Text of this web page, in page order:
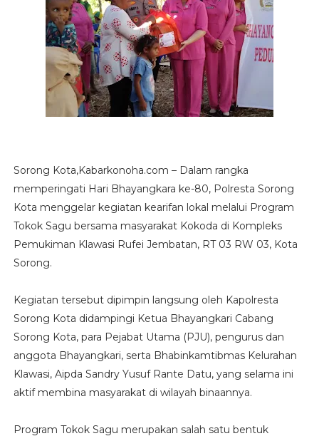
Sorong Kota,Kabarkonoha.com – Dalam rangka
memperingati Hari Bhayangkara ke-80, Polresta Sorong
Kota menggelar kegiatan kearifan lokal melalui Program
Tokok Sagu bersama masyarakat Kokoda di Kompleks
Pemukiman Klawasi Rufei Jembatan, RT 03 RW 03, Kota
Sorong.
Kegiatan tersebut dipimpin langsung oleh Kapolresta
Sorong Kota didampingi Ketua Bhayangkari Cabang
Sorong Kota, para Pejabat Utama (PJU), pengurus dan
anggota Bhayangkari, serta Bhabinkamtibmas Kelurahan
Klawasi, Aipda Sandry Yusuf Rante Datu, yang selama ini
aktif membina masyarakat di wilayah binaannya.
Program Tokok Sagu merupakan salah satu bentuk